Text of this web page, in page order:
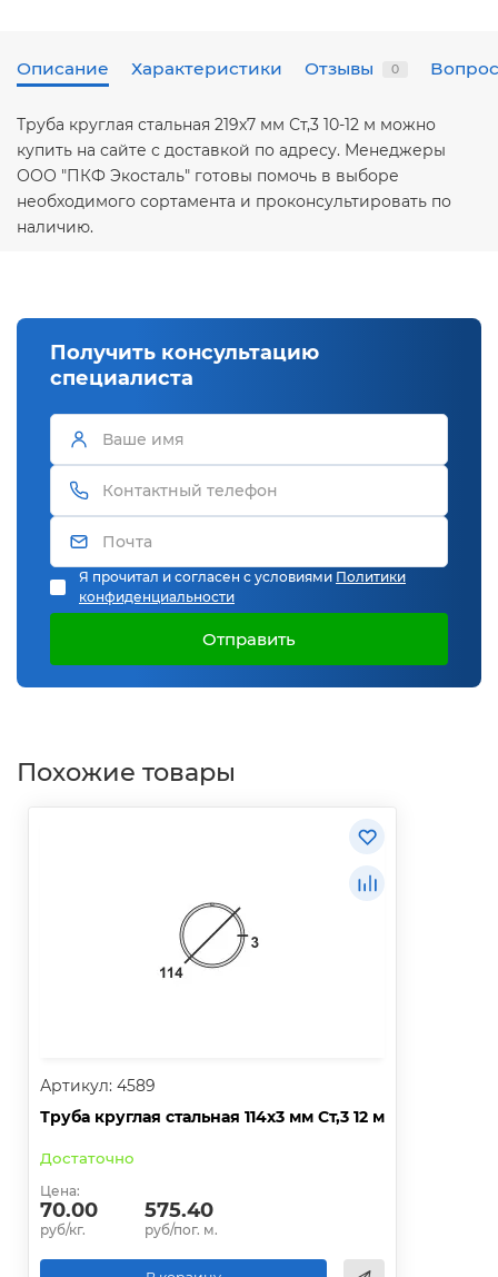
Описание Характеристики Отзывы 0
Труба круглая стальная 219х7 мм Ст,3 10-12 м можно
купить на сайте с доставкой по адресу. Менеджеры
ООО "ПКФ Экосталь" готовы помочь в выборе
необходимого сортамента и проконсультировать по
наличию.
Получить консультацию
специалиста
Я прочитал и согласен с условиями Политики
конфиденциальности
Отправить
Похожие товары
Артикул: 4589
Труба круглая стальная 114х3 мм Ст,3 12 м
Достаточно
Цена:
70.00
руб/кг.
575.40
руб/пог. м.